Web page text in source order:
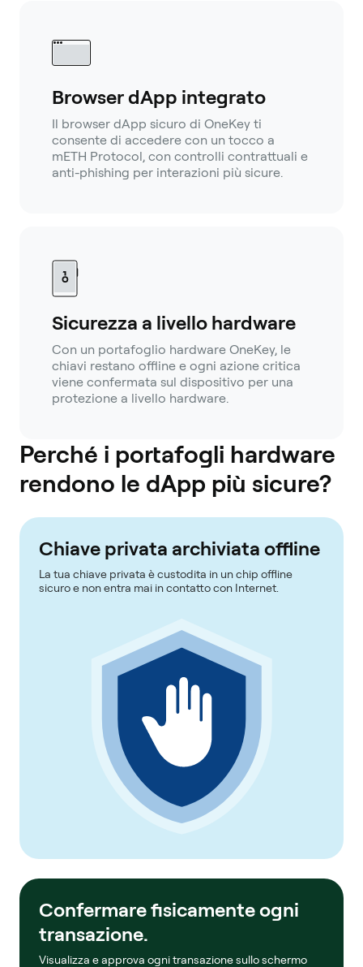
Browser dApp integrato
Il browser dApp sicuro di OneKey ti
consente di accedere con un tocco a
mETH Protocol, con controlli contrattuali e
anti-phishing per interazioni più sicure.
Sicurezza a livello hardware
Con un portafoglio hardware OneKey, le
chiavi restano offline e ogni azione critica
viene confermata sul dispositivo per una
protezione a livello hardware.
Perché i portafogli hardware
rendono le dApp più sicure?
Chiave privata archiviata offline
La tua chiave privata è custodita in un chip offline
sicuro e non entra mai in contatto con Internet.
Confermare fisicamente ogni
transazione.
Visualizza e approva ogni transazione sullo schermo